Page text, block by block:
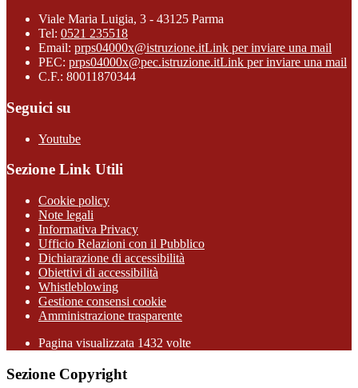
Viale Maria Luigia, 3 - 43125 Parma
Tel: 0521 235518
Email: prps04000x@istruzione.itLink per inviare una mail
PEC: prps04000x@pec.istruzione.itLink per inviare una mail
C.F.: 80011870344
Seguici su
Youtube
Sezione Link Utili
Cookie policy
Note legali
Informativa Privacy
Ufficio Relazioni con il Pubblico
Dichiarazione di accessibilità
Obiettivi di accessibilità
Whistleblowing
Gestione consensi cookie
Amministrazione trasparente
Pagina visualizzata 1432 volte
Sezione Copyright